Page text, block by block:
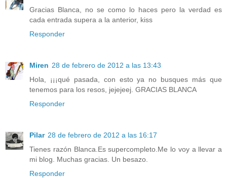
Gracias Blanca, no se como lo haces pero la verdad es
cada entrada supera a la anterior, kiss
Responder
Miren 28 de febrero de 2012 a las 13:43
Hola, ¡¡¡qué pasada, con esto ya no busques más que
tenemos para los resos, jejejeej. GRACIAS BLANCA
Responder
Pilar 28 de febrero de 2012 a las 16:17
Tienes razón Blanca.Es supercompleto.Me lo voy a llevar a
mi blog. Muchas gracias. Un besazo.
Responder